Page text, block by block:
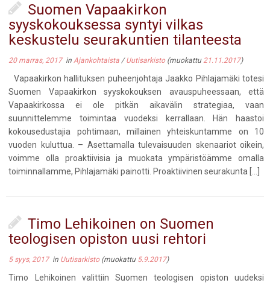
Suomen Vapaakirkon
syyskokouksessa syntyi vilkas
keskustelu seurakuntien tilanteesta
20 marras, 2017in Ajankohtaista /Uutisarkisto (muokattu 21.11.2017)
Vapaakirkon hallituksen puheenjohtaja Jaakko Pihlajamäki totesi
Suomen Vapaakirkon syyskokouksen avauspuheessaan, että
Vapaakirkossa ei ole pitkän aikavälin strategiaa, vaan
suunnittelemme toimintaa vuodeksi kerrallaan. Hän haastoi
kokousedustajia pohtimaan, millainen yhteiskuntamme on 10
vuoden kuluttua. – Asettamalla tulevaisuuden skenaariot oikein,
voimme olla proaktiivisia ja muokata ympäristöämme omalla
toiminnallamme, Pihlajamäki painotti. Proaktiivinen seurakunta […]
Timo Lehikoinen on Suomen
teologisen opiston uusi rehtori
5 syys, 2017in Uutisarkisto (muokattu 5.9.2017)
Timo Lehikoinen valittiin Suomen teologisen opiston uudeksi